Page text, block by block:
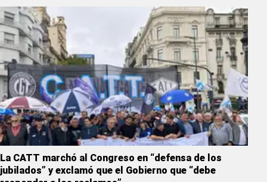
La CATT marchó al Congreso en “defensa de los
jubilados” y exclamó que el Gobierno que “debe